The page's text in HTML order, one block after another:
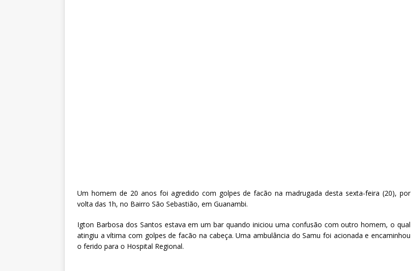
Um homem de 20 anos foi agredido com golpes de facão na madrugada desta sexta-feira (20), por
volta das 1h, no Bairro São Sebastião, em Guanambi.
Igton Barbosa dos Santos estava em um bar quando iniciou uma confusão com outro homem, o qual
atingiu a vítima com golpes de facão na cabeça. Uma ambulância do Samu foi acionada e encaminhou
o ferido para o Hospital Regional.